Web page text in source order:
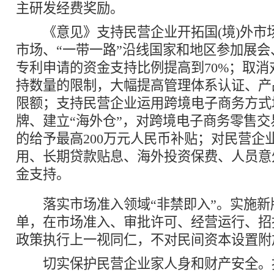
主研发经费奖励。
《意见》支持民营企业开拓国(境)外市
市场、“一带一路”沿线国家和地区参加展
专利申请的资金支持比例提高到70%；取
持数量的限制，大幅提高管理体系认证、
限额；支持民营企业运用跨境电子商务方
牌、建立“海外仓”，对跨境电子商务零售
的给予最高200万元人民币补贴；对民营企
用、长期贷款贴息、海外投资保费、人员
金支持。
落实市场准入领域“非禁即入”。实施新
单，在市场准入、审批许可、经营运行、
政策执行上一视同仁，不对民间资本设置
切实保护民营企业家人身和财产安全。